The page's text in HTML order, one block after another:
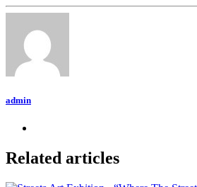
admin
Related articles